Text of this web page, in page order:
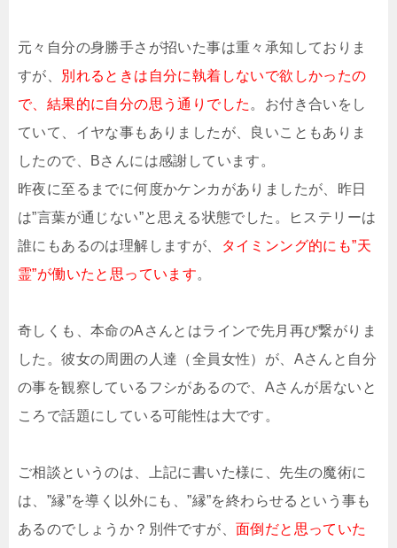
元々自分の身勝手さが招いた事は重々承知しておりま
すが、
別れるときは自分に執着しないで欲しかったの
で、結果的に自分の思う通りでした 。お付き合いをし
ていて、イヤな事もありましたが、良いこともありま
したので、Bさんには感謝しています。
昨夜に至るまでに何度かケンカがありましたが、昨日
は”言葉が通じない”と思える状態でした。ヒステリーは
誰にもあるのは理解しますが、
タイミンング的にも”天
霊”が働いたと思っています。
奇しくも、本命のAさんとはラインで先月再び繋がりま
した。彼女の周囲の人達（全員女性）が、Aさんと自分
の事を観察しているフシがあるので、Aさんが居ないと
ころで話題にしている可能性は大です。
ご相談というのは、上記に書いた様に、先生の魔術に
は、”縁”を導く以外にも、”縁”を終わらせるという事も
あるのでしょうか？別件ですが、 面倒だと思っていた